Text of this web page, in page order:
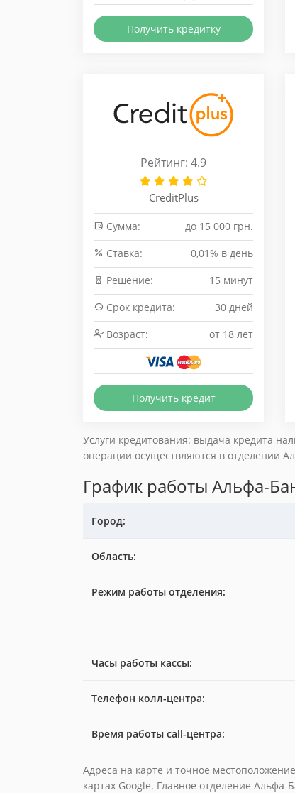
Получить кредитку
Рейтинг: 4.9
CreditPlus
Сумма:
до 15 000 грн.
Cтавка:
0,01% в день
Решение:
15 минут
Срок кредита:
30 дней
Возраст:
от 18 лет
Получить кредит
Услуги кредитования: выдача кредита
операции осуществляются в отделении
График работы Альфа-
Город:
Область:
Режим работы отделения:
Часы работы кассы:
Телефон колл-центра:
Время работы call-центра:
Адреса на карте и точное
картах Google. Главное отделение